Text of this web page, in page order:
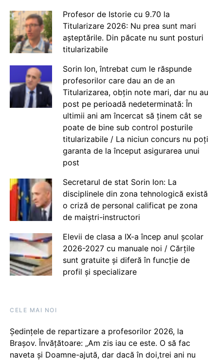
Profesor de Istorie cu 9.70 la
Titularizare 2026: Nu prea sunt mari
așteptările. Din păcate nu sunt posturi
titularizabile
Sorin Ion, întrebat cum le răspunde
profesorilor care dau an de an
Titularizarea, obțin note mari, dar nu au
post pe perioadă nedeterminată: În
ultimii ani am încercat să ținem cât se
poate de bine sub control posturile
titularizabile / La niciun concurs nu poți
garanta de la început asigurarea unui
post
Secretarul de stat Sorin Ion: La
disciplinele din zona tehnologică există
o criză de personal calificat pe zona
de maiștri-instructori
Elevii de clasa a IX-a încep anul școlar
2026-2027 cu manuale noi / Cărțile
sunt gratuite și diferă în funcție de
profil și specializare
CELE MAI NOI
Ședințele de repartizare a profesorilor 2026, la
Brașov. Învățătoare: „Am zis iau ce este. O să fac
naveta și Doamne-ajută, dar dacă în doi,trei ani nu